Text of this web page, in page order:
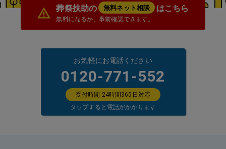
葬祭扶助の 無料ネット相談 はこちら
無料になるか、事前確認できます。
お気軽にお電話ください
0120-771-552
受付時間 24時間365日対応
タップすると電話がかかります